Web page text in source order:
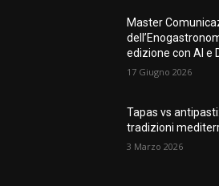
Master
edizione con AI e
17 Giugno 2026
Tapas vs
tradizioni
3 Marzo 2026